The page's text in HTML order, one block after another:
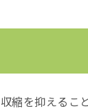
縮を抑えるこ